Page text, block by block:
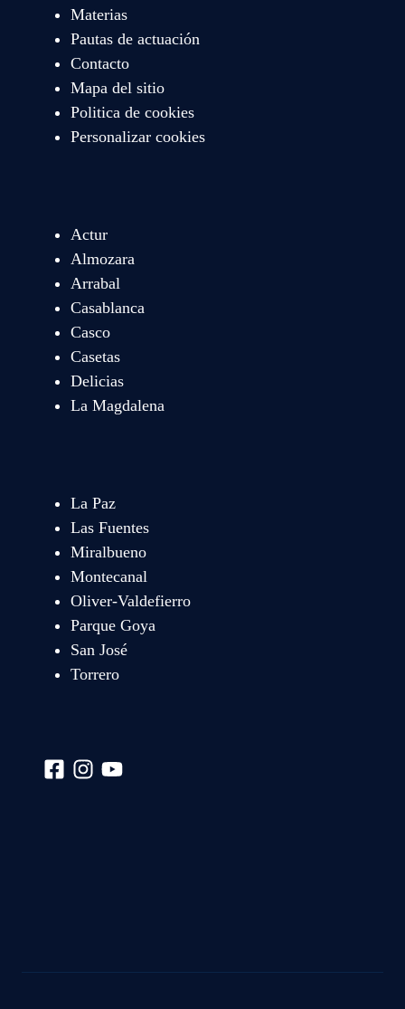
Materias
Pautas de actuación
Contacto
Mapa del sitio
Politica de cookies
Personalizar cookies
Actur
Almozara
Arrabal
Casablanca
Casco
Casetas
Delicias
La Magdalena
La Paz
Las Fuentes
Miralbueno
Montecanal
Oliver-Valdefierro
Parque Goya
San José
Torrero